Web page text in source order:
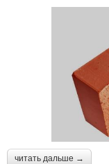
читать дальше →